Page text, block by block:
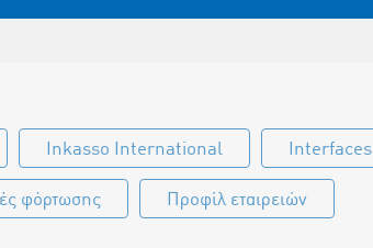
Inkasso International Interfaces
φόρτωσης Προφίλ εταιρειών